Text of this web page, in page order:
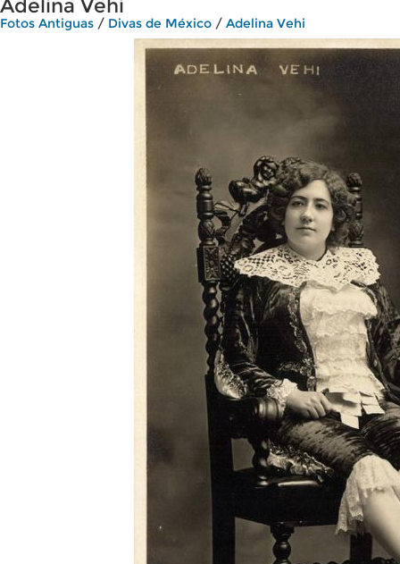
Adelina Vehi
Fotos Antiguas / Divas de México / Adelina Vehi